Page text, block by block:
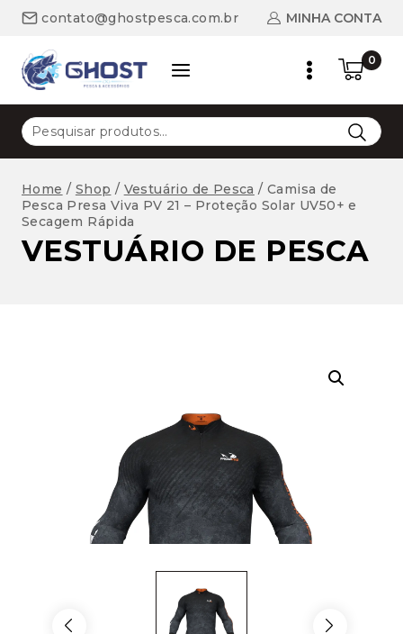
contato@ghostpesca.com.br MINHA CONTA
0
Pesquisar
por:
Home / Shop / Vestuário de Pesca / Camisa de
Pesca Presa Viva PV 21 – Proteção Solar UV50+ e
Secagem Rápida
VESTUÁRIO DE PESCA